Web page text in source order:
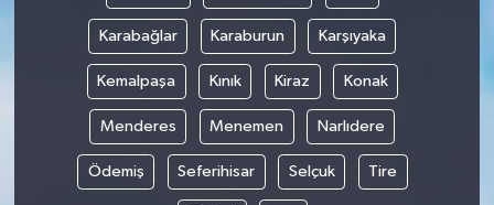
Karabağlar Karaburun Karşıyaka
Kemalpaşa Kınık Kiraz Konak
Menderes Menemen Narlıdere
Ödemiş Seferihisar Selçuk Tire